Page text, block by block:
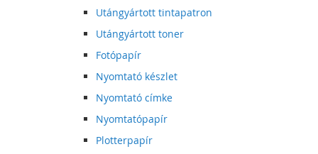
Utángyártott tintapatron
Utángyártott toner
Fotópapír
Nyomtató készlet
Nyomtató címke
Nyomtatópapír
Plotterpapír